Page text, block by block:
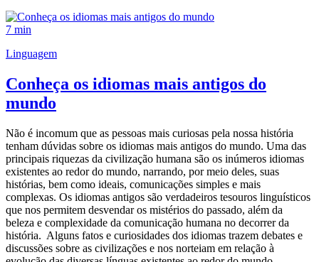
7 min
Linguagem
Conheça os idiomas mais antigos do
mundo
Não é incomum que as pessoas mais curiosas pela nossa história
tenham dúvidas sobre os idiomas mais antigos do mundo. Uma das
principais riquezas da civilização humana são os inúmeros idiomas
existentes ao redor do mundo, narrando, por meio deles, suas
histórias, bem como ideais, comunicações simples e mais
complexas. Os idiomas antigos são verdadeiros tesouros linguísticos
que nos permitem desvendar os mistérios do passado, além da
beleza e complexidade da comunicação humana no decorrer da
história. Alguns fatos e curiosidades dos idiomas trazem debates e
discussões sobre as civilizações e nos norteiam em relação à